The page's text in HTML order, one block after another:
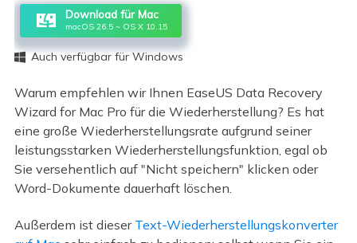
Download für Mac
macOS 26.5 ~ OS X 10.15
 Auch verfügbar für Windows
Warum empfehlen wir Ihnen EaseUS Data Recovery
Wizard for Mac Pro für die Wiederherstellung? Es hat
eine große Wiederherstellungsrate aufgrund seiner
leistungsstarken Wiederherstellungsfunktion, egal ob
Sie versehentlich auf "Nicht speichern" klicken oder
Word-Dokumente dauerhaft löschen.
Außerdem ist dieser Text-Wiederherstellungskonverter